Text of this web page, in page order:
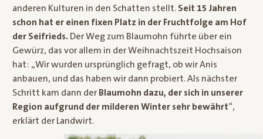
anderen Kulturen in den Schatten stellt. Seit 15 Jahren
schon hat er einen fixen Platz in der Fruchtfolge am Hof
der Seifrieds. Der Weg zum Blaumohn führte über ein
Gewürz, das vor allem in der Weihnachtszeit Hochsaison
hat: „Wir wurden ursprünglich gefragt, ob wir Anis
anbauen, und das haben wir dann probiert. Als nächster
Schritt kam dann der Blaumohn dazu, der sich in unserer
Region aufgrund der milderen Winter sehr bewährt“,
erklärt der Landwirt.